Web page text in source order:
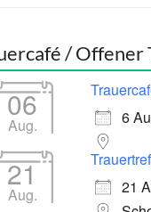
/ Offener
06
Aug.
6
21
Aug.
21